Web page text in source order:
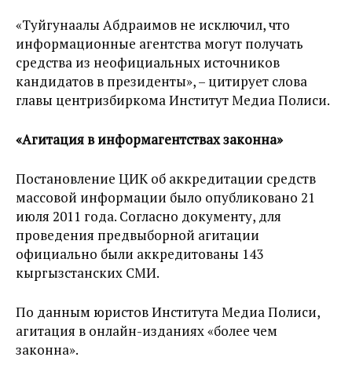
«Туйгунаалы Абдраимов не исключил, что
информационные агентства могут получать
средства из неофициальных источников
кандидатов в президенты», – цитирует слова
главы центризбиркома Институт Медиа Полиси.
«Агитация в информагентствах законна»
Постановление ЦИК об аккредитации средств
массовой информации было опубликовано 21
июля 2011 года. Согласно документу, для
проведения предвыборной агитации
официально были аккредитованы 143
кыргызстанских СМИ.
По данным юристов Института Медиа Полиси,
агитация в онлайн-изданиях «более чем
законна».